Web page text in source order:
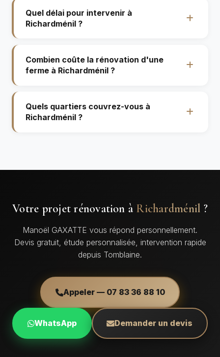
Quel délai pour intervenir à
Richardménil ?
Combien coûte la rénovation d'une
ferme à Richardménil ?
Quels quartiers couvrez-vous à
Richardménil ?
Votre projet rénovation à Richardménil ?
Manoël GAXATTE vous répond personnellement.
Devis gratuit, étude personnalisée, intervention rapide
depuis Tomblaine.
Appeler — 07 83 36 88 10
WhatsApp Demander un devis